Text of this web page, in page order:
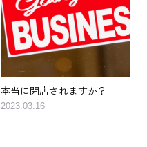
本当に閉店されますか？
2023.03.16